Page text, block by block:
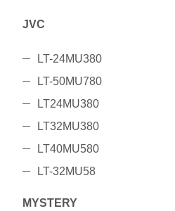
JVC
LT-24MU380
LT-50MU780
LT24MU380
LT32MU380
LT40MU580
LT-32MU58
MYSTERY